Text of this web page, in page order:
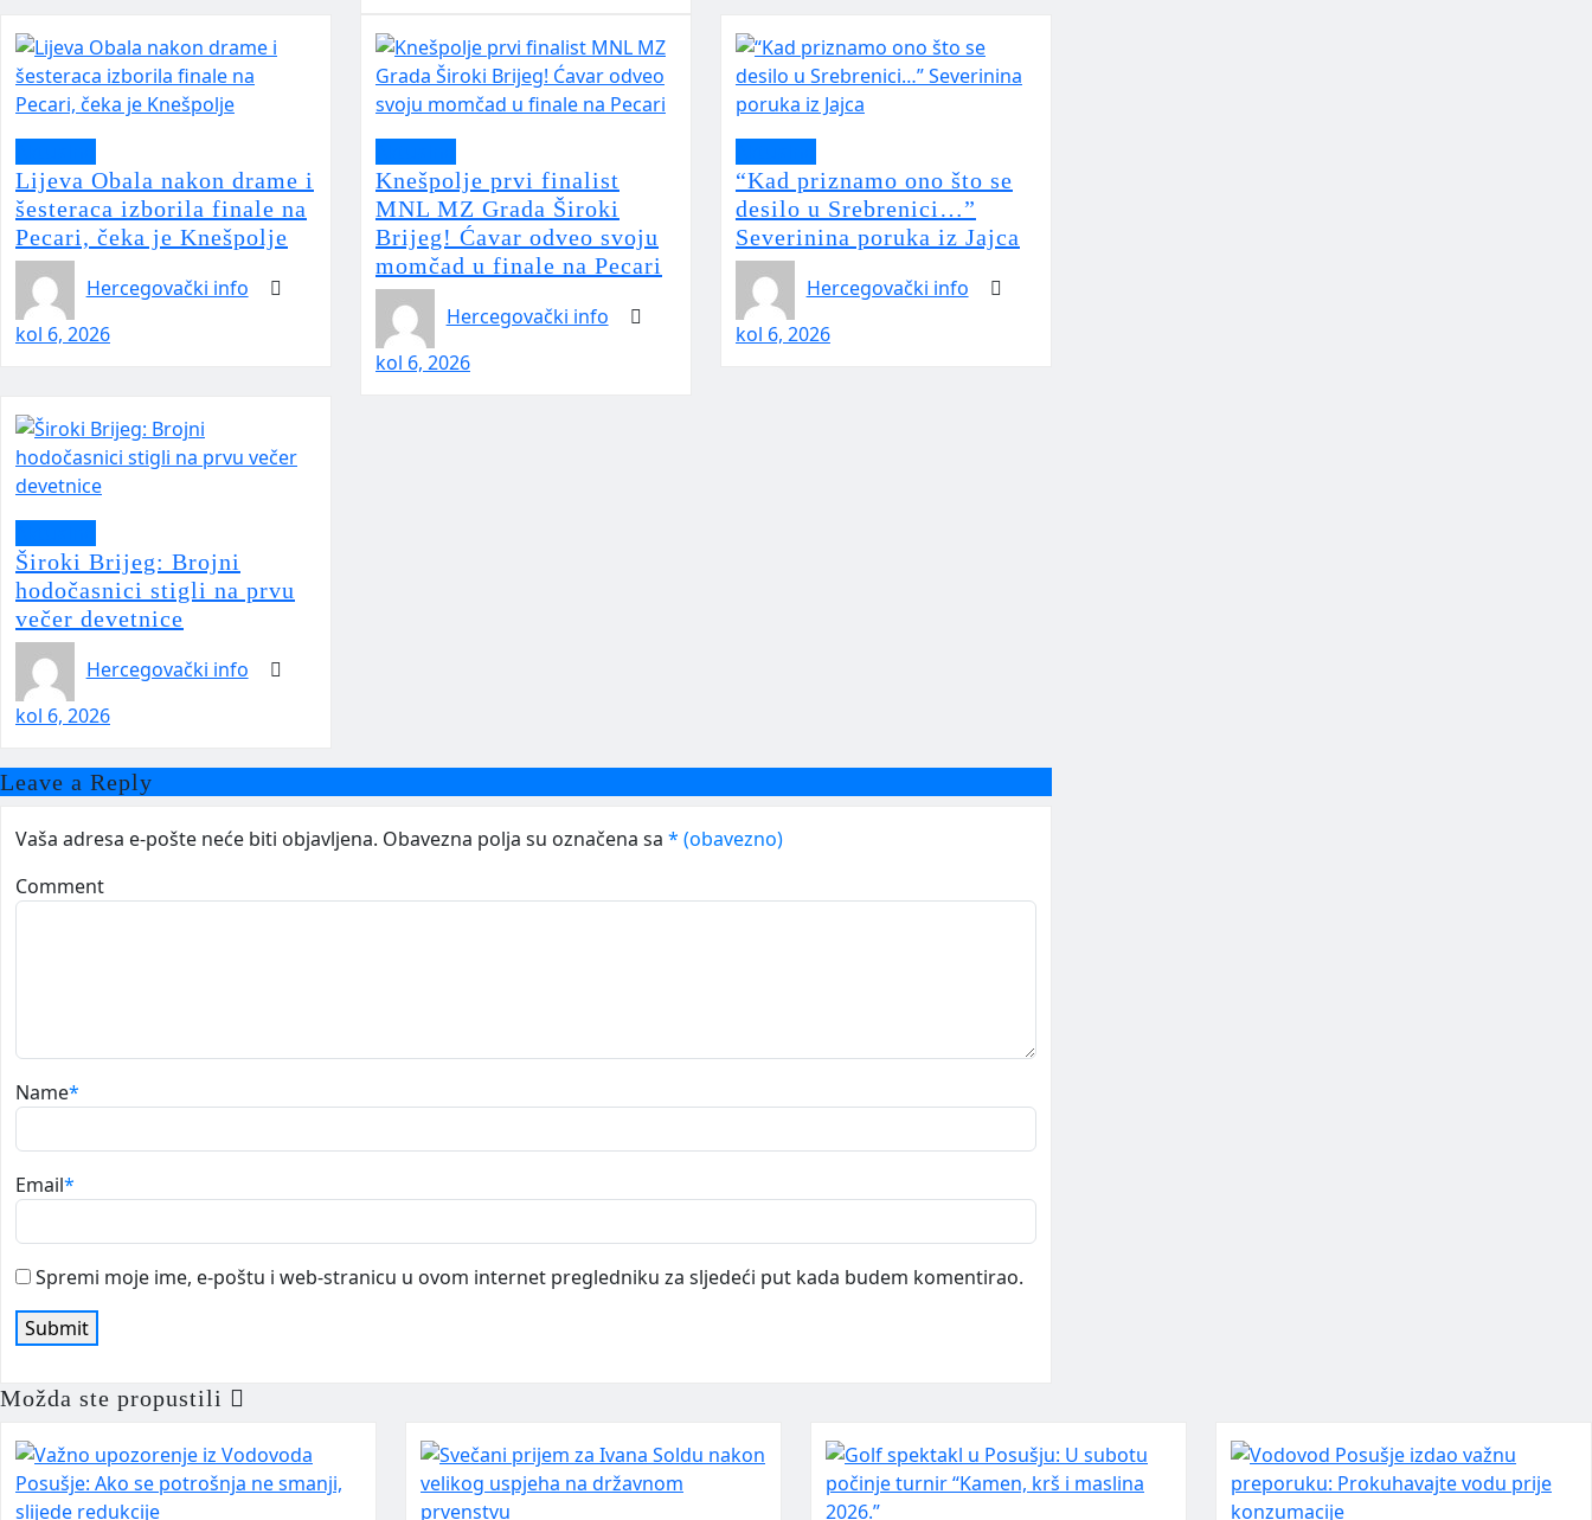
Lijeva Obala nakon drame i
šesteraca izborila finale na
Pecari, čeka je Knešpolje
Hercegovački info
kol 6, 2026
Knešpolje prvi finalist
MNL MZ Grada Široki
Brijeg! Ćavar odveo svoju
momčad u finale na Pecari
Hercegovački info
kol 6, 2026
“Kad priznamo ono što se
desilo u Srebrenici…”
Severinina poruka iz Jajca
Hercegovački info
kol 6, 2026
Široki Brijeg: Brojni
hodočasnici stigli na prvu
večer devetnice
Hercegovački info
kol 6, 2026
Leave a Reply
Vaša adresa e-pošte neće biti objavljena. Obavezna polja su označena sa * (obavezno)
Comment
Name*
Email*
Spremi moje ime, e-poštu i web-stranicu u ovom internet pregledniku za sljedeći put kada budem komentirao.
Možda ste propustili